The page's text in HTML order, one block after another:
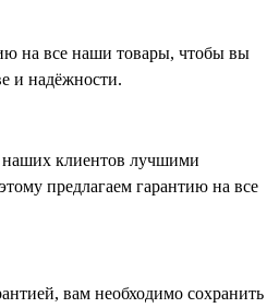
на все наши товары, чтобы вы
и надёжности.
клиентов лучшими
предлагаем гарантию на все
вам необходимо сохранить